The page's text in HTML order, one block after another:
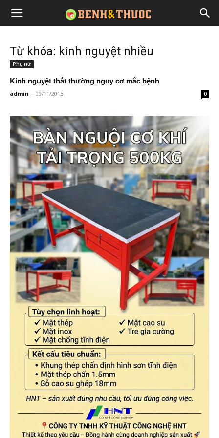
Từ khóa: kinh nguyệt nhiều
Phụ nữ
Kinh nguyệt thất thường nguy cơ mắc bệnh
admin - 09/11/2015 0